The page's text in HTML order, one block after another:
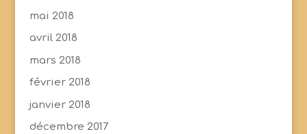
mai 2018
avril 2018
mars 2018
février 2018
janvier 2018
décembre 2017